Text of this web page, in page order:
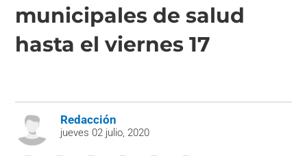
municipales de salud
hasta el viernes 17
Redacción
jueves 02 julio, 2020